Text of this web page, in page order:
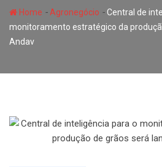
Home - Agronegócio -Central de
monitoramento estratégico da
Andav